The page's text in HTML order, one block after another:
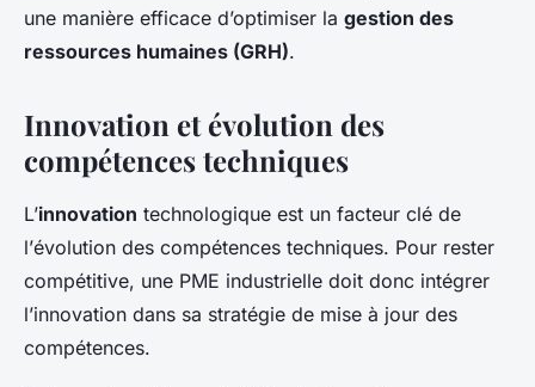
une manière efficace d’optimiser la gestion des
ressources humaines (GRH).
Innovation et évolution des
compétences techniques
L’innovation technologique est un facteur clé de
l’évolution des compétences techniques. Pour rester
compétitive, une PME industrielle doit donc intégrer
l’innovation dans sa stratégie de mise à jour des
compétences.